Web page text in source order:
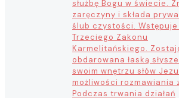
służbę Bogu w świecie.
zaręczyny i składa
ślub czystości. Wstępuje
Trzeciego Zakonu
Karmelitańskiego.
obdarowana łaską
swoim wnętrzu słów
możliwości rozmawiania
Podczas trwania działań